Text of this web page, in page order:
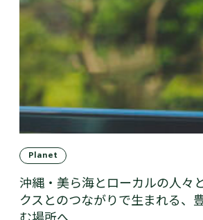
Planet
沖縄・美ら海とローカルの人々
クスとのつながりで生まれる、